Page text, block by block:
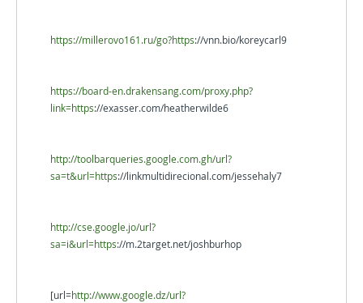
https://millerovo161.ru/go?https://vnn.bio/koreycarl9
https://board-en.drakensang.com/proxy.php?
link=https://exasser.com/heatherwilde6
http://toolbarqueries.google.com.gh/url?
sa=t&url=https://linkmultidirecional.com/jessehaly7
http://cse.google.jo/url?
sa=i&url=https://m.2target.net/joshburhop
[url=http://www.google.dz/url?